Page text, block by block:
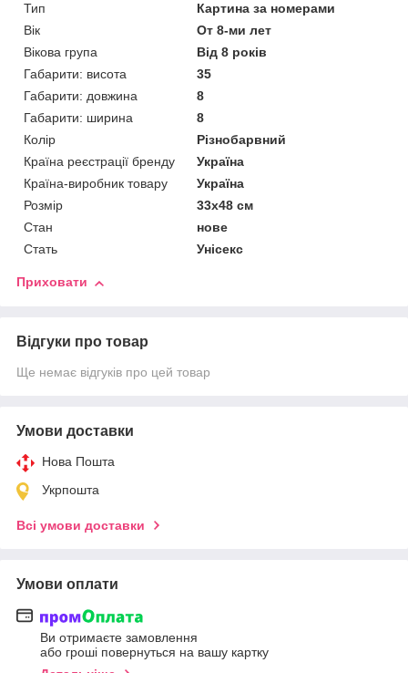
Тип
Картина за номерами
Вік
От 8-ми лет
Вікова група
Від 8 років
Габарити: висота
35
Габарити: довжина
8
Габарити: ширина
8
Колір
Різнобарвний
Країна реєстрації бренду
Україна
Країна-виробник товару
Україна
Розмір
33х48 см
Стан
нове
Стать
Унісекс
Приховати
Відгуки про товар
Ще немає відгуків про цей товар
Умови доставки
Нова Пошта
Укрпошта
Всі умови доставки
Умови оплати
Ви отримаєте замовлення
або гроші повернуться на вашу картку